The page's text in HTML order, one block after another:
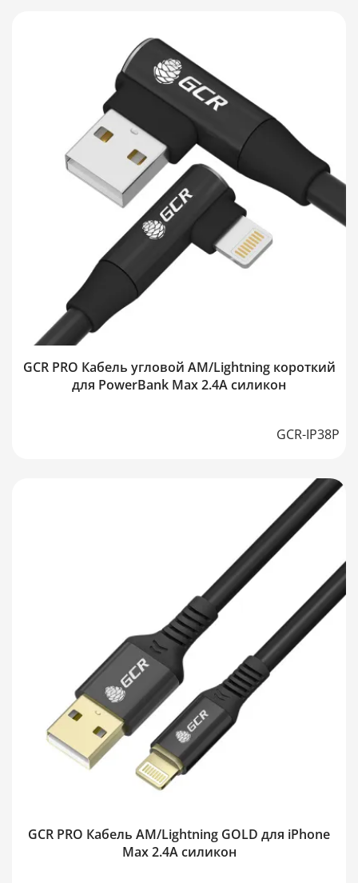
GCR PRO Кабель угловой AM/Lightning короткий
для PowerBank Max 2.4A силикон
GCR-IP38P
GCR PRO Кабель AM/Lightning GOLD для iPhone
Max 2.4A силикон